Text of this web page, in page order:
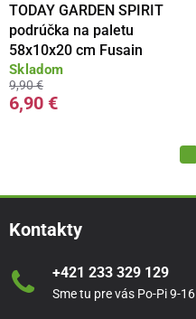
TODAY GARDEN SPIRIT
podrúčka na paletu
58x10x20 cm Fusain
Skladom
9,90 €
6,90 €
Kontakty
+421 233 329 129
Sme tu pre vás Po-Pi 9-16